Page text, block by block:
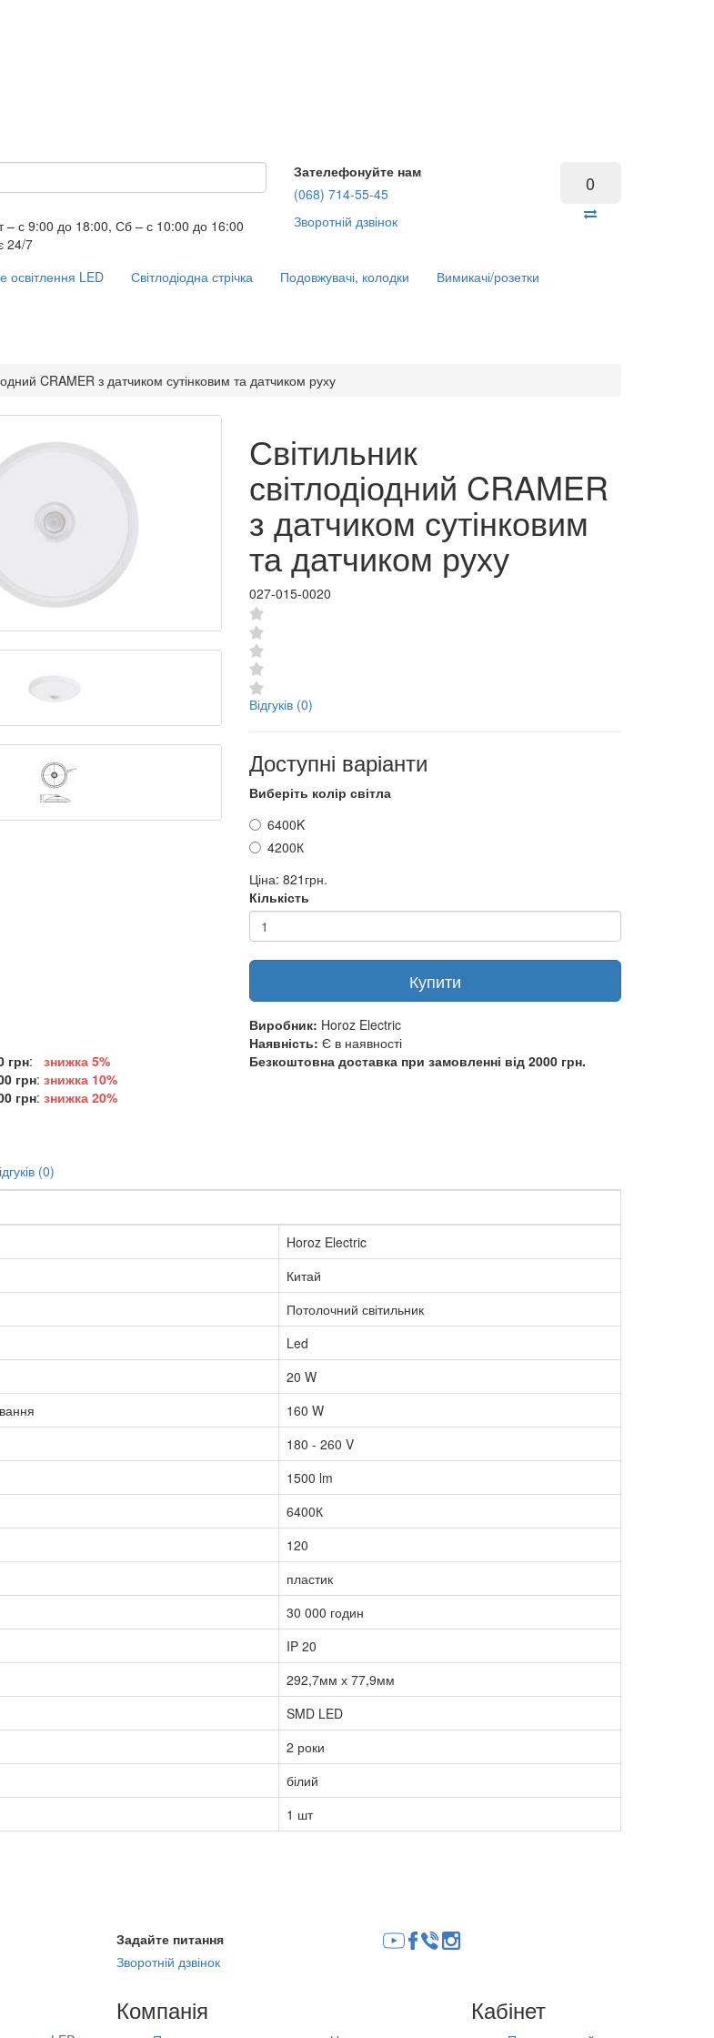
с 9:00 до 18:00, Сб – с 10:00 до 16:00
24/7
Зателефонуйте нам
(068) 714-55-45
Зворотній дзвінок
0
освітлення LED Світлодіодна стрічка Подовжувачі, колодки Вимикачі/розетки
CRAMER з датчиком сутінковим та датчиком руху
Світильник
світлодіодний CRAMER
з датчиком сутінковим
та датчиком руху
027-015-0020
Відгуків (0)
Доступні варіанти
Виберіть колір світла
6400K
4200К
Ціна:821грн.
Кількість
Купити
Виробник: Horoz Electric
Наявність: Є в наявності
грн:
знижка 5%
грн: знижка10%
грн: знижка20%
Безкоштовна доставка при замовленні від 2000 грн.
(0)
Horoz Electric
Китай
Потолочний світильник
Led
20 W
160 W
180 - 260 V
1500 lm
6400К
120
пластик
30 000 годин
IP 20
292,7мм х 77,9мм
SMD LED
2 роки
білий
1 шт
Задайте питання
Зворотній дзвінок
Компанія Кабінет